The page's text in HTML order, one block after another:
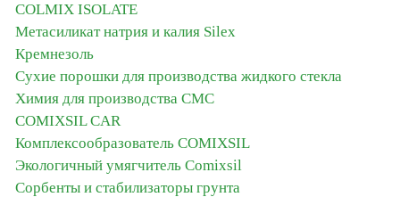
CОLMIX ISOLATE
Метасиликат натрия и калия Silex
Кремнезоль
Сухие порошки для производства жидкого стекла
Химия для производства СМС
COMIXSIL CAR
Комплексообразователь COMIXSIL
Экологичный умягчитель Сomixsil
Сорбенты и стабилизаторы грунта